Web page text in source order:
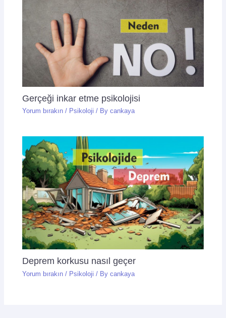
Gerçeği inkar etme psikolojisi
Yorum bırakın / Psikoloji / Bycankaya
Deprem korkusu nasıl geçer
Yorum bırakın / Psikoloji / Bycankaya